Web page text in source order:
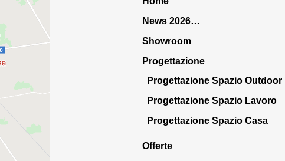
News 2026…
Showroom
Progettazione
Progettazione Spazio Outdoor
Progettazione Spazio Lavoro
Progettazione Spazio Casa
Offerte